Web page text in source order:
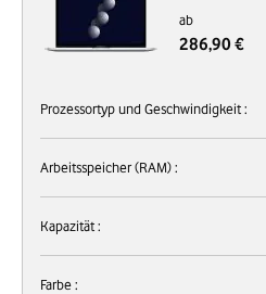
ab
286,90 €
Prozessortyp und Geschwindigkeit :
Arbeitsspeicher (RAM) :
Kapazität :
Farbe :